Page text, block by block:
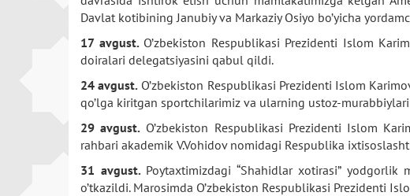
Davlat kotibining Janubiy va Markaziy Osiyo bo’yicha
17 avgust. O’zbekiston Respublikasi Prezidenti Islom
doiralari delegatsiyasini qabul qildi.
24 avgust. O’zbekiston Respublikasi Prezidenti Islom
qo’lga kiritgan sportchilarimiz va ularning ustoz-
29 avgust. O’zbekiston Respublikasi Prezidenti Islom
rahbari akademik V.Vohidov nomidagi Respublika
31 avgust. Poytaxtimizdagi “Shahidlar xotirasi”
o’tkazildi. Marosimda O’zbekiston Respublikasi Prezidenti